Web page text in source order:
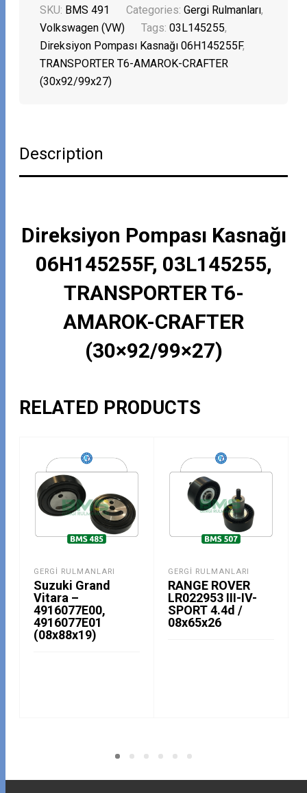
SKU: BMS 491 Categories:Gergi Rulmanları,
Volkswagen (VW)
Tags:03L145255,
Direksiyon Pompası Kasnağı 06H145255F,
TRANSPORTER T6-AMAROK-CRAFTER
(30x92/99x27)
Description
Direksiyon Pompası Kasnağı
06H145255F, 03L145255,
TRANSPORTER T6-
AMAROK-CRAFTER
(30×92/99×27)
RELATED PRODUCTS
GERGI RULMANLARI
Suzuki Grand
Vitara –
4916077E00,
4916077E01
(08x88x19)
GERGI RULMANLARI
RANGE ROVER
LR022953 III-IV-
SPORT 4.4d /
08x65x26